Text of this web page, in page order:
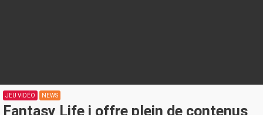
JEU VIDÉO NEWS
Fantasy Life i offre plein de contenus